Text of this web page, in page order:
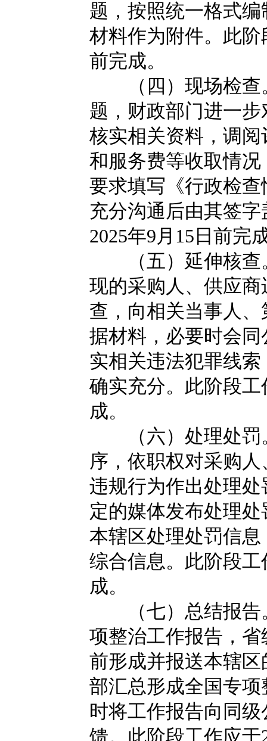
题，按照统一格式
材料作为附件。此阶
前完成。
（四）现场检查
题，财政部门进一
核实相关资料，调
和服务费等收取情
要求填写《行政检
充分沟通后由其签
2025年9月15日前完
（五）延伸核查
现的采购人、供应
查，向相关当事人
据材料，必要时会
实相关违法犯罪线
确实充分。此阶段工
成。
（六）处理处罚
序，依职权对采购
违规行为作出处理
定的媒体发布处理
本辖区处理处罚信
综合信息。此阶段工
成。
（七）总结报告
项整治工作报告，省
前形成并报送本辖
部汇总形成全国专
时将工作报告向同
馈。此阶段工作应于